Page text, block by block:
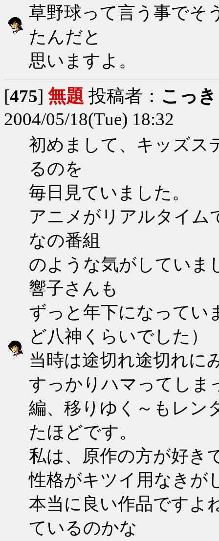
草野球って言う事でそ
たんだと
思いますよ。
[475] 無題 投稿者： こっ
2004/05/18(Tue) 18:32
初めまして、キッズス
るのを
毎日見ていました。
アニメがリアルタイム
なの番組
のような気がしていま
響子さんも
ずっと年下になってい
ど八神くらいでした）
当時は途切れ途切れに
すっかりハマってしま
編、移りゆく～もレン
たほどです。
私は、原作の方が好き
性格がキツイ用なきが
本当に良い作品ですよ
ているのかな